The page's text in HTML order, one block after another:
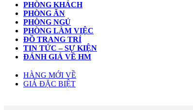
PHÒNG KHÁCH
PHÒNG ĂN
PHÒNG NGỦ
PHÒNG LÀM VIỆC
ĐỒ TRANG TRÍ
TIN TỨC – SỰ KIỆN
ĐÁNH GIÁ VỀ HM
HÀNG MỚI VỀ
GIÁ ĐẶC BIỆT